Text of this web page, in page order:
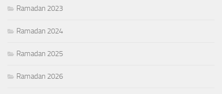
Ramadan 2023
Ramadan 2024
Ramadan 2025
Ramadan 2026